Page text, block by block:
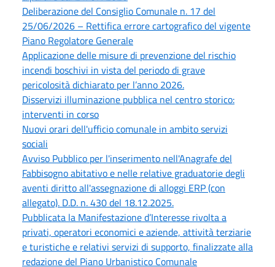
Deliberazione del Consiglio Comunale n. 17 del
25/06/2026 – Rettifica errore cartografico del vigente
Piano Regolatore Generale
Applicazione delle misure di prevenzione del rischio
incendi boschivi in vista del periodo di grave
pericolosità dichiarato per l’anno 2026.
Disservizi illuminazione pubblica nel centro storico:
interventi in corso
Nuovi orari dell'ufficio comunale in ambito servizi
sociali
Avviso Pubblico per l'inserimento nell'Anagrafe del
Fabbisogno abitativo e nelle relative graduatorie degli
aventi diritto all'assegnazione di alloggi ERP (con
allegato). D.D. n. 430 del 18.12.2025.
Pubblicata la Manifestazione d’Interesse rivolta a
privati, operatori economici e aziende, attività terziarie
e turistiche e relativi servizi di supporto, finalizzate alla
redazione del Piano Urbanistico Comunale